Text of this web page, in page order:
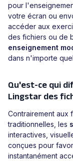
pour
votre écran ou
accéder aux
des fichiers ou de
enseignement
dans n'importe
Qu'est-ce qui
Lingstar des
Contrairement aux
traditionnelles, les
interactives,
conçues pour
instantanément